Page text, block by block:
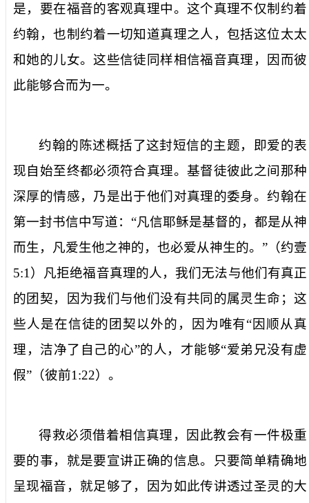
是，要在福音的客观真理中。这个真理不仅制约着
约翰 ，也制约着一切知道真理之人 ，包括这位太太
和她的儿女。这些信徒同样相信福音真理，因而彼
此能够合而为一。
约翰的陈述概括了这封短信的主题，即爱的表
现自始至终都必须符合真理。基督徒彼此之间那种
深厚的情感，乃是出于他们对真理的委身。约翰在
第一封书信中写道：“凡信耶稣是基督的，都是从神
而生，凡爱生他之神的，也必爱从神生的。 ”（约壹
5:1 ）凡拒绝福音真理的人，我们无法与他们有真正
的团契，因为我们与他们没有共同的属灵生命；这
些人是在信徒的团契以外的，因为唯有“因顺从真
理，洁净了自己的心”的人，才能够“爱弟兄没有虚
假”（彼前1:22）。
得救必须借着相信真理，因此教会有一件极重
要的事，就是要宣讲正确的信息。只要简单精确地
呈现福音，就足够了，因为如此传讲透过圣灵的大